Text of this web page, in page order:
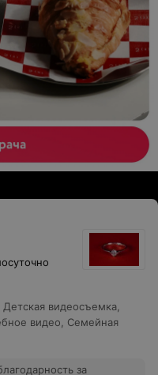
Детская видеосъемка
видео
Семейная
за